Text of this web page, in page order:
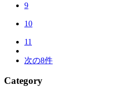
9
10
11
次の8件
Category